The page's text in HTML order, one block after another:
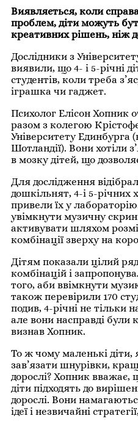
Виявляється, коли
проблем, діти можуть
креативних рішень, ніж
Дослідники з
виявили, що 4- і 5-річні
студентів, коли треба
іграшка чи гаджет.
Психолог Елісон Хопник
разом з колегою
Університету
Шотландії). Вони хотіли
в мозку дітей, що
Для дослідження
дошкільнят, 4-і 5-річних
привели їх у
увімкнути музичну
активувати шляхом
комбінації зверху на
Дітям показали цілий
комбінацій і
того, аби ввімкнути
також перевірили 170
подив, 4-річні не тільки
але вони насправді були
визнав Хопник.
То ж чому маленькі діти,
зав’язати шнурівки,
дорослі? Хопник
діти підходять до
дорослі. Вони
ідеї і незвичайні